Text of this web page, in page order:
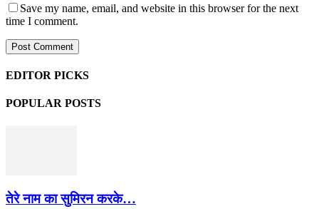
Save my name, email, and website in this browser for the next
time I comment.
EDITOR PICKS
POPULAR POSTS
तेरे नाम का सुमिरन करके…